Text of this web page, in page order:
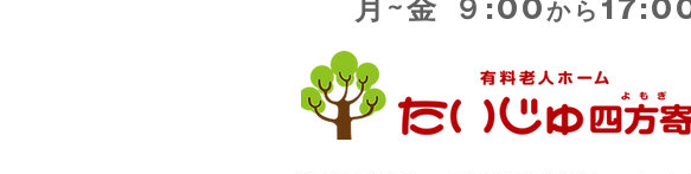
月~金 ９:00 から